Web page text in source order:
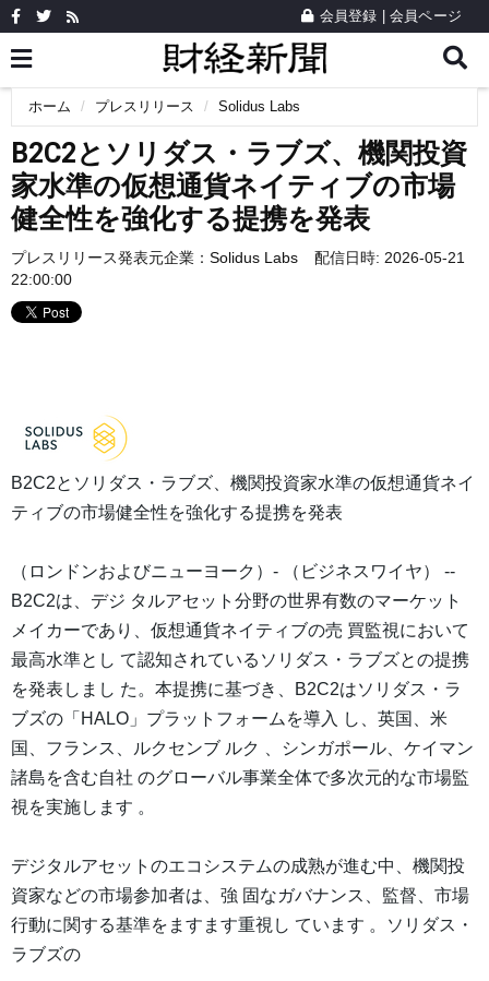
会員登録 会員ページ
ホーム プレスリリース Solidus Labs
B2C2とソリダス・ラブズ、機関投資
家水準の仮想通貨ネイティブの市場
健全性を強化する提携を発表
プレスリリース発表元企業： Solidus Labs
配信日時: 2026-05-21
22:00:00
B2C2とソリダス・ラブズ、機関投資家水準の仮想通貨ネイ
ティブの市場健全性を強化する提携を発表
（ロンドンおよびニューヨーク）- （ビジネスワイヤ） --
B2C2は、デジ タルアセット分野の世界有数のマーケット
メイカーであり、仮想通貨ネイティブの売 買監視において
最高水準とし て認知されているソリダス・ラブズとの提携
を発表しまし た。本提携に基づき、B2C2はソリダス・ラ
ブズの「HALO」プラットフォームを導入 し、英国、米
国、フランス、ルクセンブ ルク 、シンガポール、ケイマン
諸島を含む自社 のグローバル事業全体で多次元的な市場監
視を実施します 。
デジタルアセットのエコシステムの成熟が進む中、機関投
資家などの市場参加者は、強 固なガバナンス、監督、市場
行動に関する基準をますます重視し ています 。ソリダス・
ラブズの